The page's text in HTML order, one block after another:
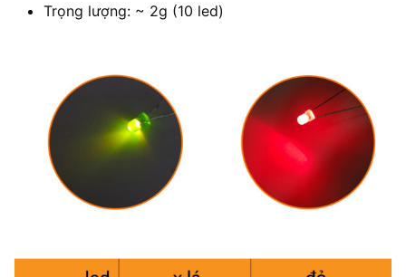
Trọng lượng: ~ 2g (10 led)